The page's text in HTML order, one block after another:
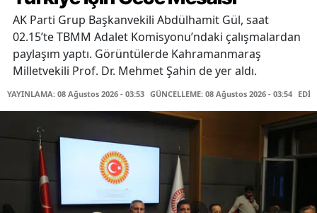
AK Parti Grup Başkanvekili Abdülhamit Gül, saat
02.15’te TBMM Adalet Komisyonu’ndaki çalışmalardan
paylaşım yaptı. Görüntülerde Kahramanmaraş
Milletvekili Prof. Dr. Mehmet Şahin de yer aldı.
YAYINLAMA: 08 Ağustos 2026 - 03:53 GÜNCELLEME: 08 Ağustos 2026 - 03:54